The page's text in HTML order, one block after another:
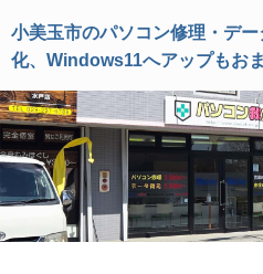
小美玉市のパソコン修理・デ
化、Windows11へアップもお